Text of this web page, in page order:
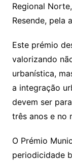
Regional
Resende, pela
Este prémio
valorizando
urbanística,
a integração
devem ser
três anos e no
O Prémio
periodicidade